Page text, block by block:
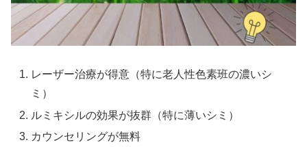
レーザー治療が得意（特に老人性色素班の濃いシ
ミ）
ルミキシルの効果が抜群（特に薄いシミ）
カウンセリングが無料